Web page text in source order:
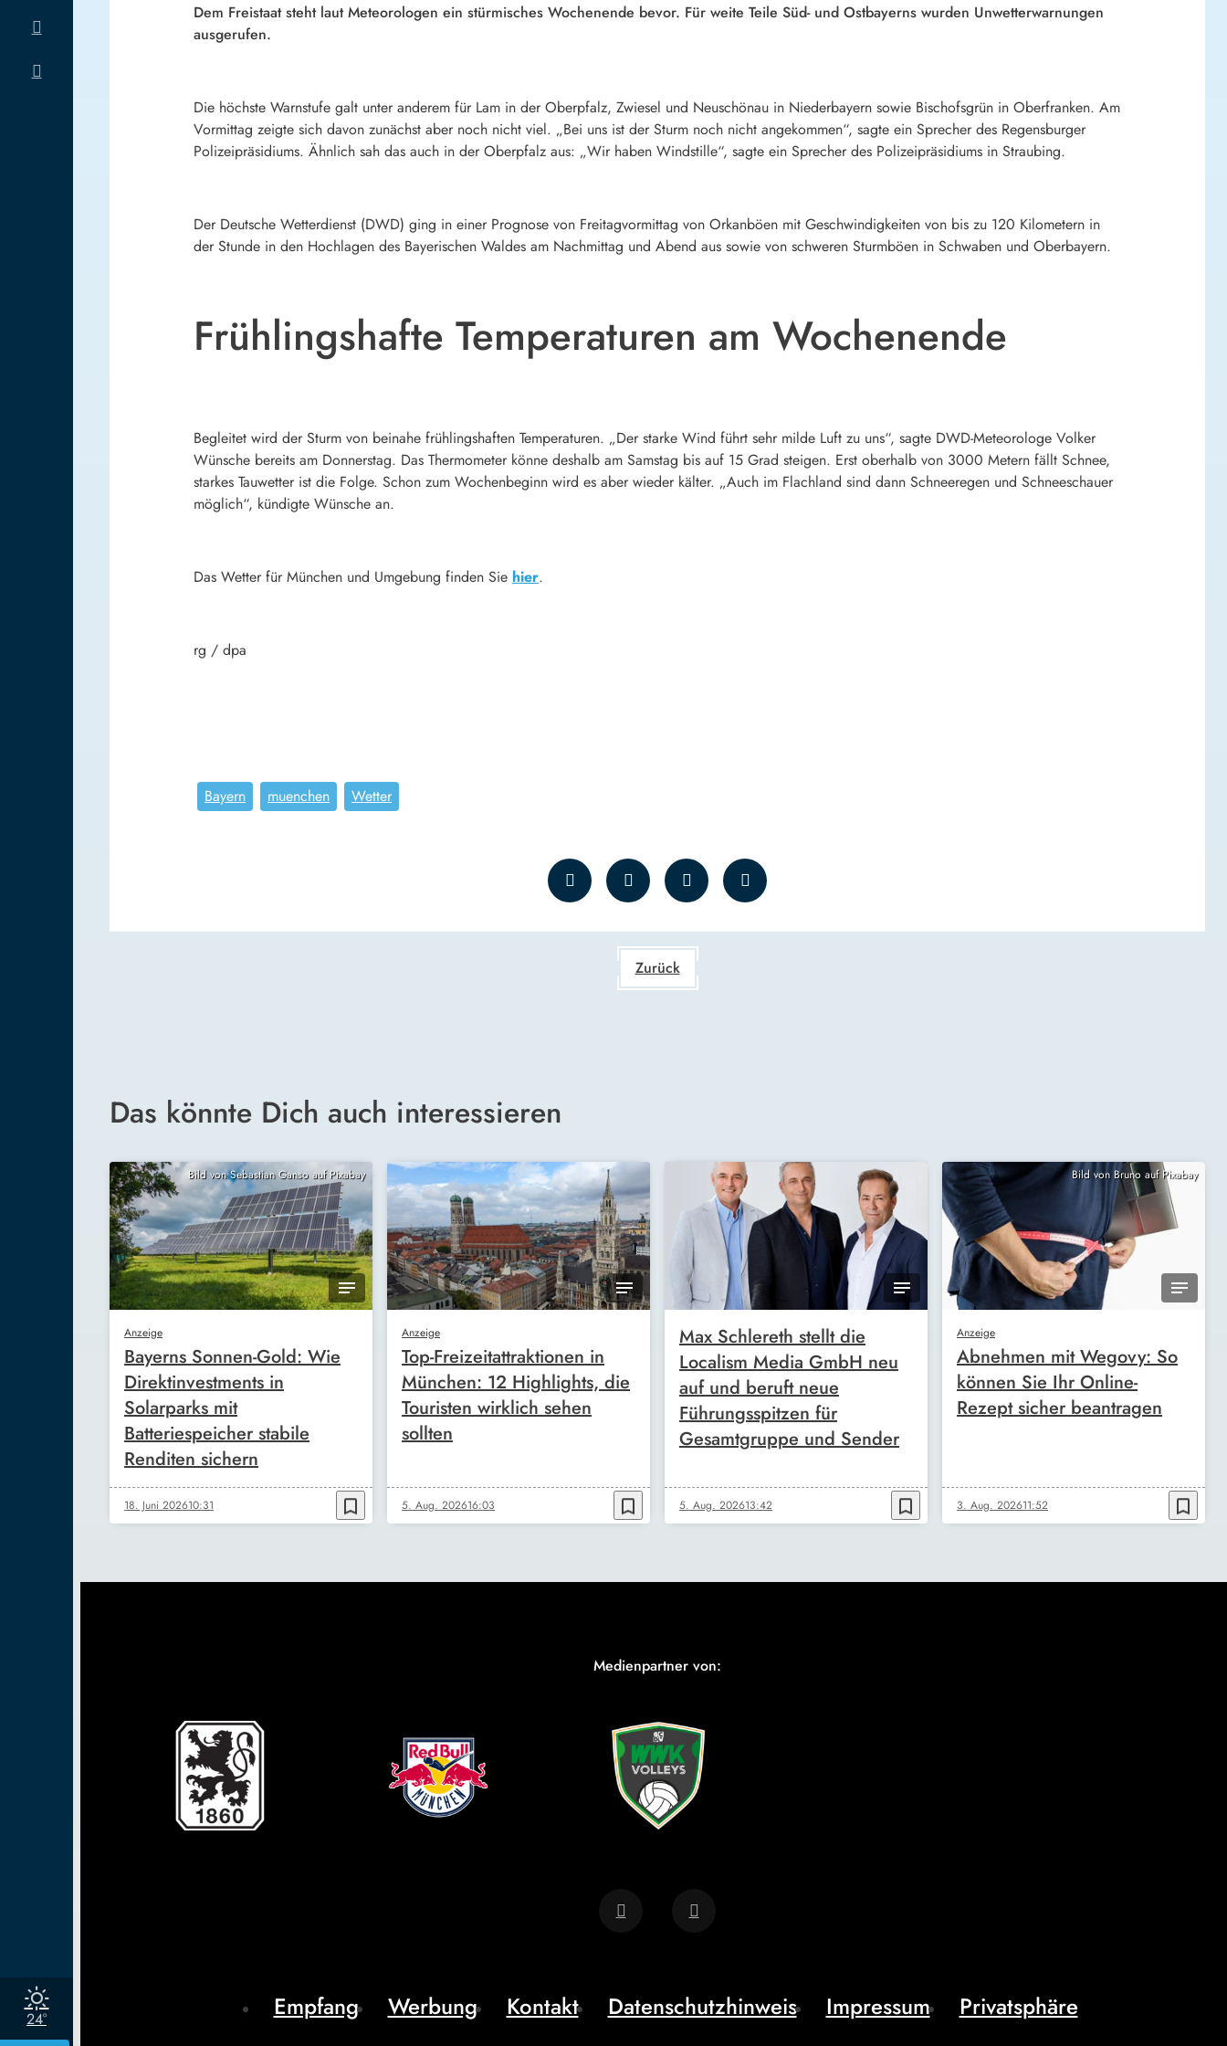
24°
Dem Freistaat steht laut Meteorologen ein stürmisches Wochenende bevor. Für weite Teile Süd- und Ostbayerns wurden Unwetterwarnungen
ausgerufen.
Die höchste Warnstufe galt unter anderem für Lam in der Oberpfalz, Zwiesel und Neuschönau in Niederbayern sowie Bischofsgrün in Oberfranken. Am
Vormittag zeigte sich davon zunächst aber noch nicht viel. „Bei uns ist der Sturm noch nicht angekommen“, sagte ein Sprecher des Regensburger
Polizeipräsidiums. Ähnlich sah das auch in der Oberpfalz aus: „Wir haben Windstille“, sagte ein Sprecher des Polizeipräsidiums in Straubing.
Der Deutsche Wetterdienst (DWD) ging in einer Prognose von Freitagvormittag von Orkanböen mit Geschwindigkeiten von bis zu 120 Kilometern in
der Stunde in den Hochlagen des Bayerischen Waldes am Nachmittag und Abend aus sowie von schweren Sturmböen in Schwaben und Oberbayern.
Frühlingshafte Temperaturen am Wochenende
Begleitet wird der Sturm von beinahe frühlingshaften Temperaturen. „Der starke Wind führt sehr milde Luft zu uns“, sagte DWD-Meteorologe Volker
Wünsche bereits am Donnerstag. Das Thermometer könne deshalb am Samstag bis auf 15 Grad steigen. Erst oberhalb von 3000 Metern fällt Schnee,
starkes Tauwetter ist die Folge. Schon zum Wochenbeginn wird es aber wieder kälter. „Auch im Flachland sind dann Schneeregen und Schneeschauer
möglich“, kündigte Wünsche an.
Das Wetter für München und Umgebung finden Sie hier.
rg / dpa
Bayern muenchen Wetter
Zurück
Das könnte Dich auch interessieren
Bild von Sebastian Ganso auf Pixabay
Anzeige
Bayerns Sonnen-Gold: Wie
Direktinvestments in
Solarparks mit
Batteriespeicher stabile
Renditen sichern
18. Juni 202610:31 bookmark_border
Anzeige
Top-Freizeitattraktionen in
München: 12 Highlights, die
Touristen wirklich sehen
sollten
5. Aug. 202616:03 bookmark_border
Max Schlereth stellt die
Localism Media GmbH neu
auf und beruft neue
Führungsspitzen für
Gesamtgruppe und Sender
5. Aug. 202613:42 bookmark_border
Bild von Bruno auf Pixabay
Anzeige
Abnehmen mit Wegovy: So
können Sie Ihr Online-
Rezept sicher beantragen
3. Aug. 202611:52 bookmark_border
Medienpartner von:
Empfang Werbung Kontakt Datenschutzhinweis Impressum Privatsphäre